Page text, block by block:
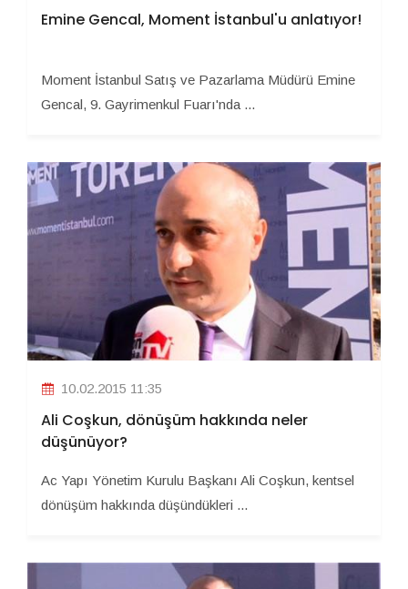
Emine Gencal, Moment İstanbul'u anlatıyor!
Moment İstanbul Satış ve Pazarlama Müdürü Emine
Gencal, 9. Gayrimenkul Fuarı'nda ...
10.02.2015 11:35
Ali Coşkun, dönüşüm hakkında neler
düşünüyor?
Ac Yapı Yönetim Kurulu Başkanı Ali Coşkun, kentsel
dönüşüm hakkında düşündükleri ...